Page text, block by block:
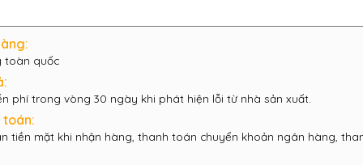
toàn quốc
phí trong vòng 30 ngày khi phát hiện lỗi từ nhà sản xuất.
toán:
tiền mặt khi nhận hàng, thanh toán chuyển khoản ngân hàng,